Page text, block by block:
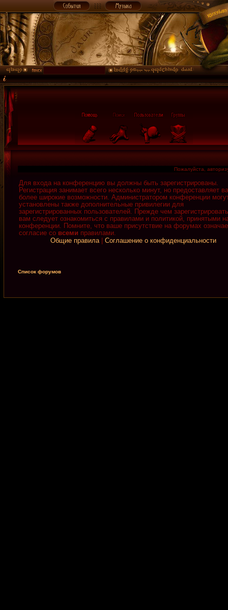
Пожалуйста,
Для входа на конференцию вы должны быть зарегистрированы.
Регистрация занимает всего несколько минут, но предоставляет
более широкие возможности. Администратором конференции
установлены также дополнительные привилегии для
зарегистрированных пользователей. Прежде чем
вам следует ознакомиться с правилами и политикой, принятыми
конференции. Помните, что ваше присутствие на форумах
согласие со всеми правилами.
Общие правила| Соглашение о конфиденциальности
Список форумов